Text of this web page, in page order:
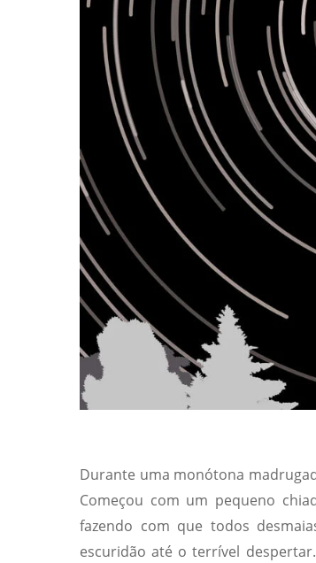
Durante uma monótona
Começou com um pequeno
fazendo com que todos
escuridão até o terrível